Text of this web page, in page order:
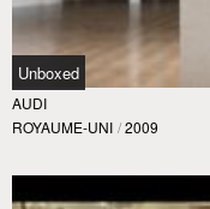
Unboxed
AUDI
ROYAUME-UNI / 2009